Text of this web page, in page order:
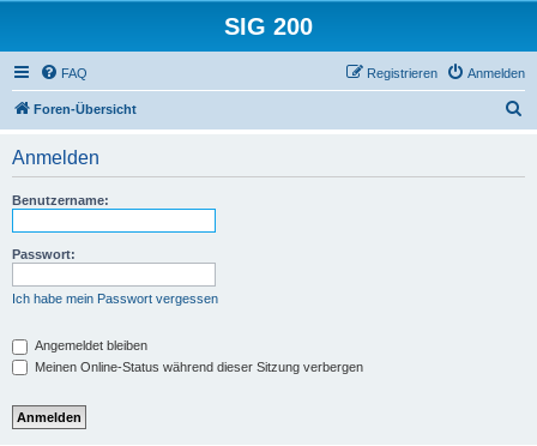
SIG 200
FAQ Anmelden
Registrieren
Foren-Übersicht
Anmelden
Benutzername:
Passwort:
Ich habe mein Passwort vergessen
Angemeldet bleiben
Meinen Online-Status während dieser Sitzung verbergen